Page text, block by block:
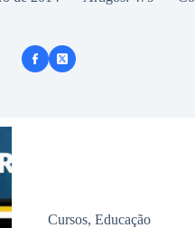
Cursos, Educação